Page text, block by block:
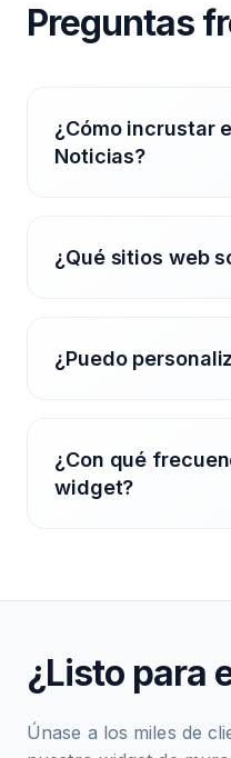
Preguntas
¿Cómo incrustar
Noticias?
¿Qué sitios web
¿Puedo
¿Con qué
widget?
¿Listo para
Únase a los miles de